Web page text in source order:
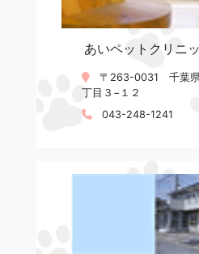
あいペットクリニ
〒263-0031 千葉県
丁目３−１２
043-248-1241